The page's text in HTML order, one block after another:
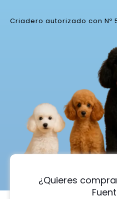
Criadero autorizado con Nº
¿Quieres